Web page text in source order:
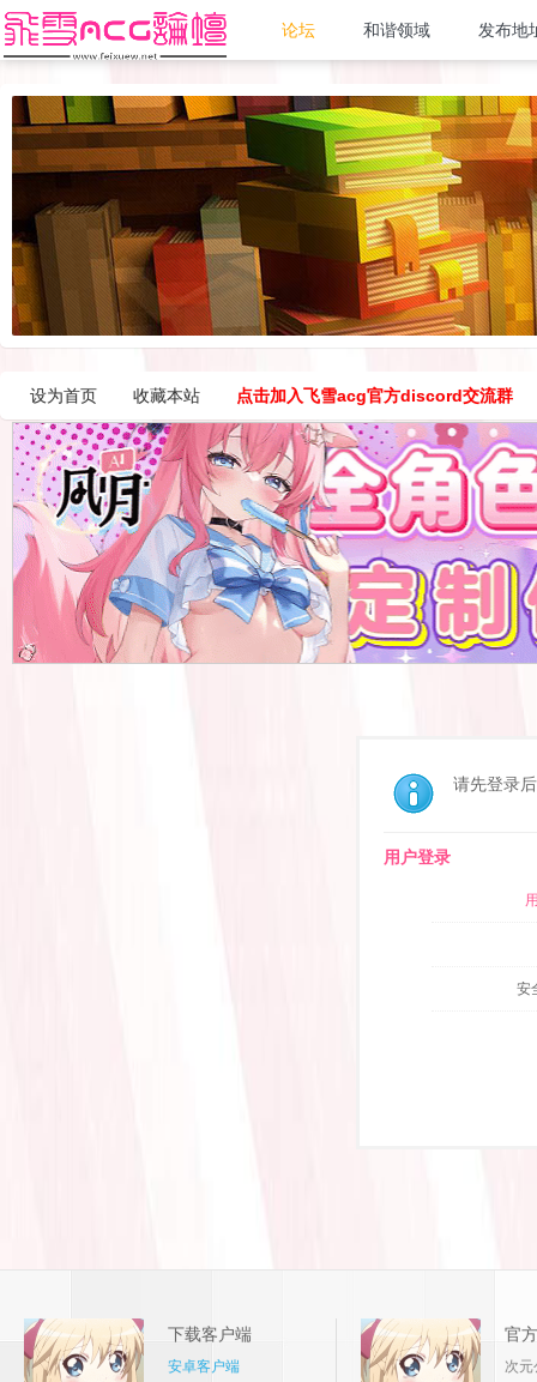
论坛 和谐领域 发布地
设为首页 收藏本站 点击加入飞雪acg官方discord交流群
请先登录
用户登录
安
下载客户端
安卓客户端
官
次元